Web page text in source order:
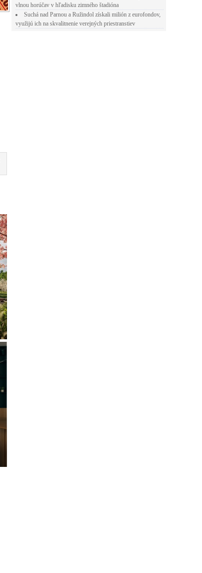
vlnou horúčav v hľadisku zimného štadióna
Suchá nad Parnou a Ružindol získali milión z eurofondov,
využijú ich na skvalitnenie verejných priestranstiev